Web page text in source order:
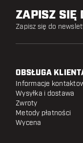
ZAPISZ SIĘ
Zapisz się do
OBSŁUGA
Informacje
Wysyłka i dostawa
Zwroty
Metody płatności
Wycena